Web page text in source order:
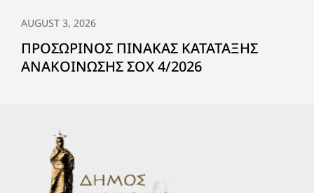
AUGUST 3, 2026
ΠΡΟΣΩΡΙΝΟΣ ΠΙΝΑΚΑΣ ΚΑΤΑΤΑΞΗΣ
ΑΝΑΚΟΙΝΩΣΗΣ ΣΟΧ 4/2026